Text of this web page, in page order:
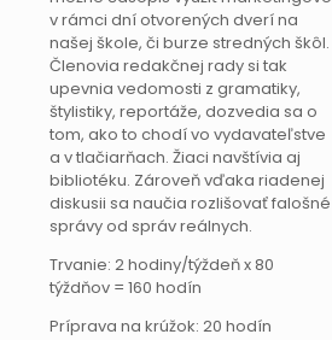
v rámci dní otvorených dverí na
našej škole, či burze stredných škôl.
Členovia redakčnej rady si tak
upevnia vedomosti z gramatiky,
štylistiky, reportáže, dozvedia sa o
tom, ako to chodí vo vydavateľstve
a v tlačiarňach. Žiaci navštívia aj
bibliotéku. Zároveň vďaka riadenej
diskusii sa naučia rozlišovať falošné
správy od správ reálnych.
Trvanie: 2 hodiny/týždeň x 80
týždňov = 160 hodín
Príprava na krúžok: 20 hodín